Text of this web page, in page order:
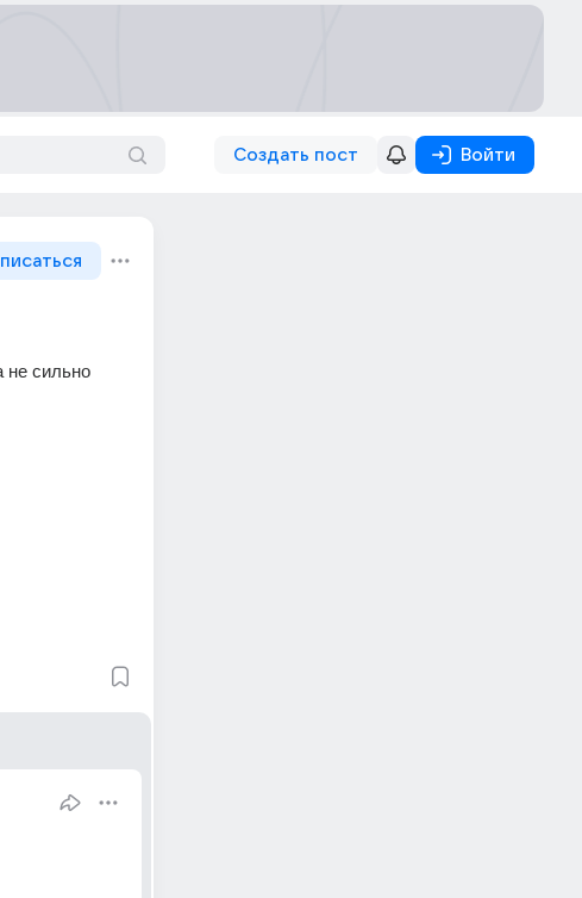
Создать пост Войти
не сильно